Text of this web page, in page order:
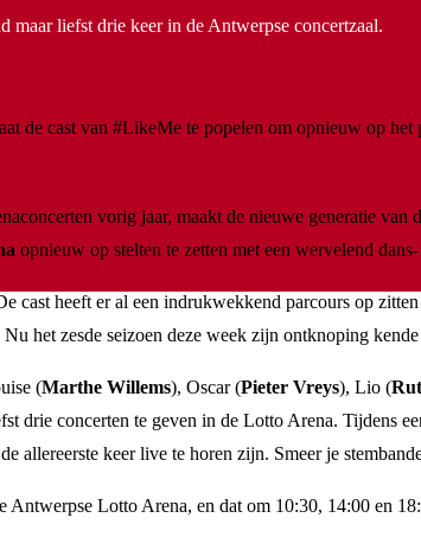
maar liefst drie keer in de Antwerpse concertzaal.
de cast van #LikeMe te popelen om opnieuw op
vorig jaar, maakt de nieuwe generatie van
opnieuw op stelten te zetten met een wervelend
heeft er al een indrukwekkend parcours op
het zesde seizoen deze week zijn ontknoping
(Marthe Willems), Oscar (Pieter Vreys), Lio (
drie concerten te geven in de Lotto Arena. Tijdens
allereerste keer live te horen zijn. Smeer je
Antwerpse Lotto Arena, en dat om 10:30, 14:00 en